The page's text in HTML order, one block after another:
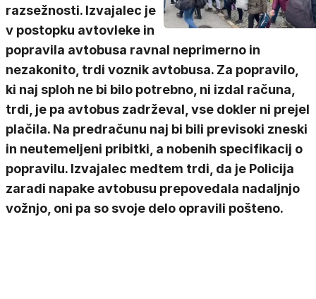
razsežnosti. Izvajalec je
v postopku avtovleke in
popravila avtobusa ravnal neprimerno in
nezakonito, trdi voznik avtobusa. Za popravilo,
ki naj sploh ne bi bilo potrebno, ni izdal računa,
trdi, je pa avtobus zadrževal, vse dokler ni prejel
plačila. Na predračunu naj bi bili previsoki zneski
in neutemeljeni pribitki, a nobenih specifikacij o
popravilu. Izvajalec medtem trdi, da je Policija
zaradi napake avtobusu prepovedala nadaljnjo
vožnjo, oni pa so svoje delo opravili pošteno.